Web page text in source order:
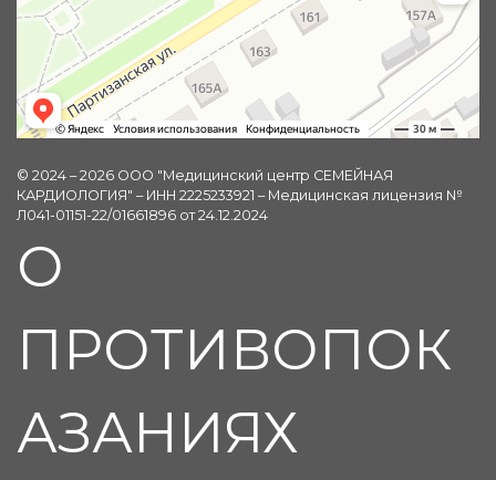
© 2024 – 2026 ООО "Медицинский центр СЕМЕЙНАЯ
КАРДИОЛОГИЯ" – ИНН 2225233921 – Медицинская лицензия №
Л041-01151-22/01661896 от 24.12.2024
О
ПРОТИВОПОК
АЗАНИЯХ